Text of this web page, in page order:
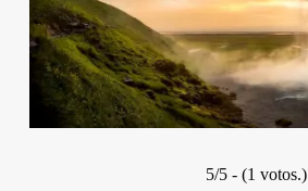
5/5 - (1 votos.)